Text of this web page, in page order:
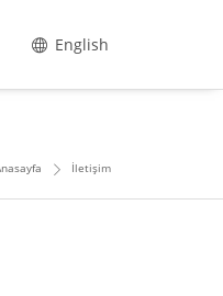
English
İletişim